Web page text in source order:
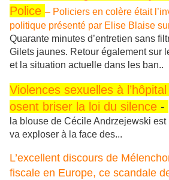
Police – Policiers en colère était
politique présenté par Elise Blaise
Quarante minutes d’entretien sans
Gilets jaunes. Retour également sur
et la situation actuelle dans les ban..
Violences sexuelles à
osent briser la loi du silence -
la blouse de Cécile Andrzejewski
va exploser à la face des...
L’excellent discours de
fiscale en Europe, ce scandale